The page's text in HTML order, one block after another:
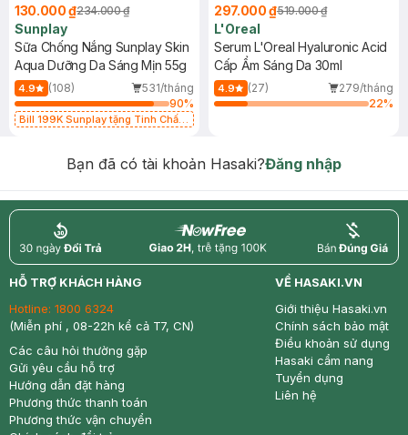
130.000 ₫234.000 ₫
Sunplay
Sữa Chống Nắng Sunplay Skin
Aqua Dưỡng Da Sáng Mịn 55g
4.9 (108)
531/tháng
90%
Bill 199K Sunplay tặng Tinh Chất
297.000 ₫519.000 ₫
L'Oreal
Serum L'Oreal Hyaluronic Acid
Cấp Ẩm Sáng Da 30ml
4.9 (27)
279/tháng
22%
Bạn đã có tài khoản Hasaki?Đăng nhập
return nowfree price
HỖ TRỢ KHÁCH HÀNG
Hotline: 1800 6324
(Miễn phí , 08-22h kể cả T7, CN)
Các câu hỏi thường gặp
Gửi yêu cầu hỗ trợ
Hướng dẫn đặt hàng
Phương thức thanh toán
Phương thức vận chuyển
VỀ HASAKI.VN
Giới thiệu Hasaki.vn
Chính sách bảo mật
Điều khoản sử dụng
Hasaki cẩm nang
Tuyển dụng
Liên hệ